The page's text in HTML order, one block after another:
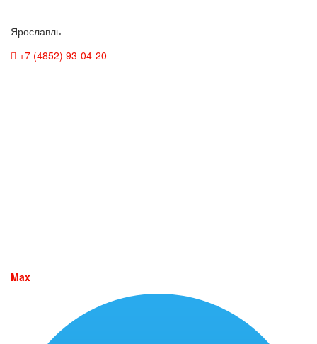
Ярославль
+7 (4852) 93-04-20
Max